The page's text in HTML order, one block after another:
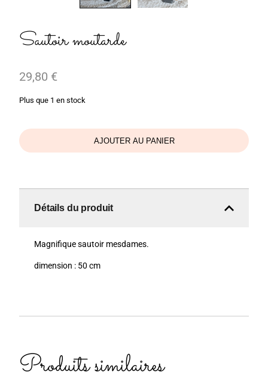
Sautoir moutarde
29,80 €
Plus que 1 en stock
AJOUTER AU PANIER
Détails du produit
Magnifique sautoir mesdames.
dimension : 50 cm
Produits similaires